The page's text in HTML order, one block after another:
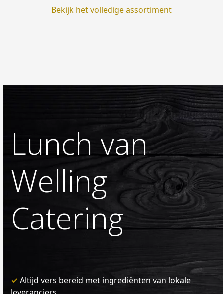
Bekijk het volledige assortiment
Lunch van
Welling
Catering
✓ Altijd vers bereid met ingrediënten van lokale